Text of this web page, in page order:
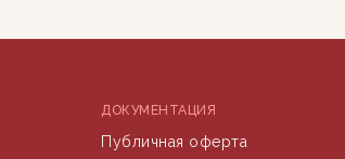
ДОКУМЕНТАЦИЯ
Публичная оферта